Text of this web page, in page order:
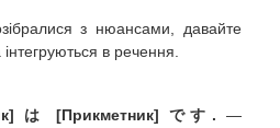
з нюансами, давайте
в речення.
は [Прикметник] です. —